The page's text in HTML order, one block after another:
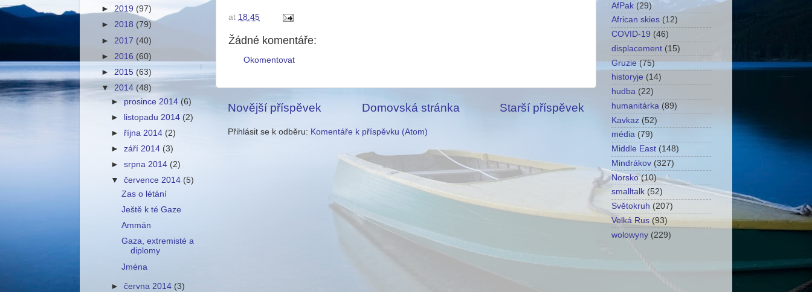
at 18:45
Žádné komentáře:
Okomentovat
Novější příspěvek Starší příspěvek
Domovská stránka
Přihlásit se k odběru: Komentáře k příspěvku (Atom)
► 2019 (97)
► 2018 (79)
► 2017 (40)
► 2016 (60)
► 2015 (63)
▼ 2014 (48)
► prosince 2014 (6)
►
listopadu 2014(2)
►října 2014 (2)
►září 2014 (3)
►srpna 2014 (2)
▼července 2014 (5)
Zas o létání
Ještě k té Gaze
Ammán
Gaza, extremisté a
diplomy
Jména
►června 2014 (3)
AfPak (29)
African skies (12)
COVID-19 (46)
displacement (15)
Gruzie (75)
historyje (14)
hudba (22)
humanitárka (89)
Kavkaz (52)
média (79)
Middle East (148)
Mindrákov (327)
Norsko (10)
smalltalk (52)
Světokruh (207)
Velká Rus (93)
wolowyny (229)